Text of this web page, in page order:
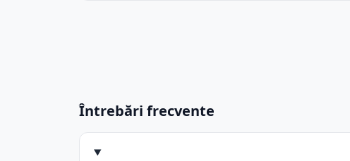
Întrebări frecvente